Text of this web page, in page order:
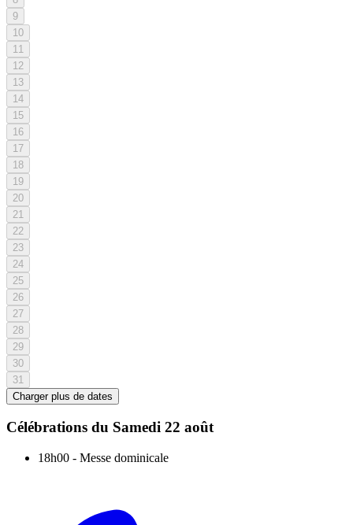
9
10
11
12
13
14
15
16
17
18
19
20
21
22
23
24
25
26
27
28
29
30
31
Charger plus de dates
Célébrations du Samedi 22 août
18h00 - Messe dominicale